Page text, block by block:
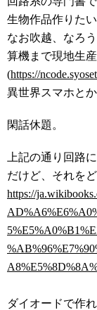
生物作品作りた
なお吹越、なろ
算機まで現地生
(https://
異世界スマホと
閑話休題。
上記の通り回路
だけど、それを
https://
ダイオードで作